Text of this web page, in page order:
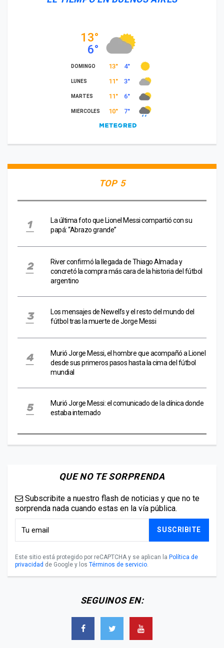
TOP 5
La última foto que Lionel Messi compartió con su
papá: “Abrazo grande”
River confirmó la llegada de Thiago Almada y
concretó la compra más cara de la historia del fútbol
argentino
Los mensajes de Newell’s y el resto del mundo del
fútbol tras la muerte de Jorge Messi
Murió Jorge Messi, el hombre que acompañó a Lionel
desde sus primeros pasos hasta la cima del fútbol
mundial
Murió Jorge Messi: el comunicado de la clínica donde
estaba internado
QUE NO TE SORPRENDA
Subscribite a nuestro flash de noticias y que no te
sorprenda nada cuando estas en la vía pública.
SUSCRIBITE
Este sitio está protegido por reCAPTCHA y se aplican la Política de
privacidad de Google y los Términos de servicio.
SEGUINOS EN: